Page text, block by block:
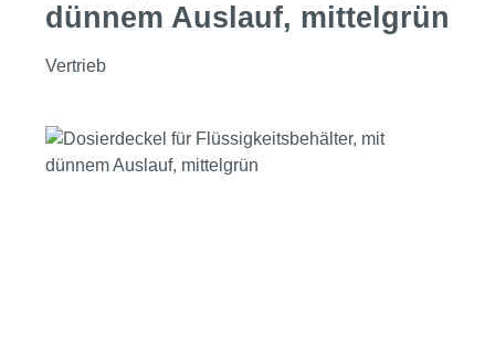
dünnem Auslauf, mittelgrün
Vertrieb
Bildergalerie überspringen